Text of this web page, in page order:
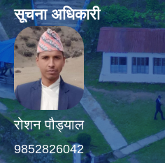
सूचना अधिकारी
रोशन पौड्याल
9852826042